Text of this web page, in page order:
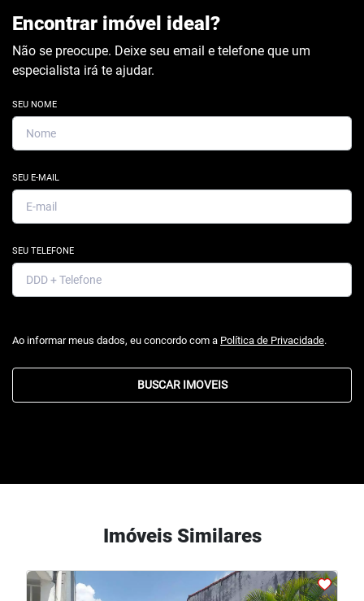
Encontrar imóvel ideal?
Não se preocupe. Deixe seu email e telefone que um
especialista irá te ajudar.
SEU NOME
SEU E-MAIL
SEU TELEFONE
Ao informar meus dados, eu concordo com a Política de Privacidade.
BUSCAR IMOVEIS
Imóveis Similares